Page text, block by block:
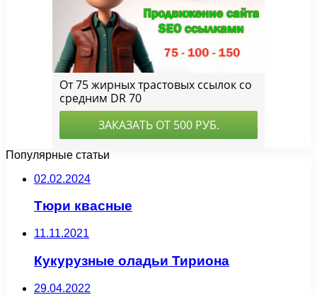
Популярные статьи
02.02.2024
Тюри квасные
11.11.2021
Кукурузные оладьи Тириона
29.04.2022